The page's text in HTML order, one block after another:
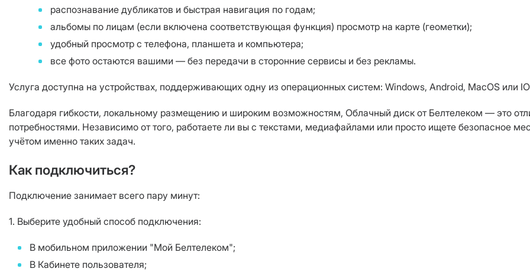
распознавание дубликатов и быстрая навигация по годам;
альбомы по лицам (если включена соответствующая функция) просмотр на карте (геометки);
удобный просмотр с телефона, планшета и компьютера;
все фото остаются вашими — без передачи в сторонние сервисы и без рекламы.
Услуга доступна на устройствах, поддерживающих одну из операционных систем: Windows, Android, MacOS или
Благодаря гибкости, локальному размещению и широким возможностям, Облачный диск от Белтелеком — это
потребностями. Независимо от того, работаете ли вы с текстами, медиафайлами или просто ищете безопасное
учётом именно таких задач.
Как подключиться?
Подключение занимает всего пару минут:
1. Выберите удобный способ подключения:
В мобильном приложении "Мой Белтелеком";
В Кабинете пользователя;